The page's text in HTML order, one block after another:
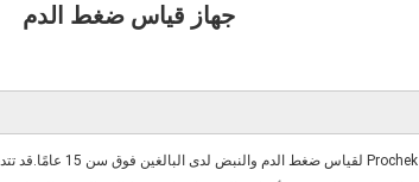
جهاز قياس ضغط الدم